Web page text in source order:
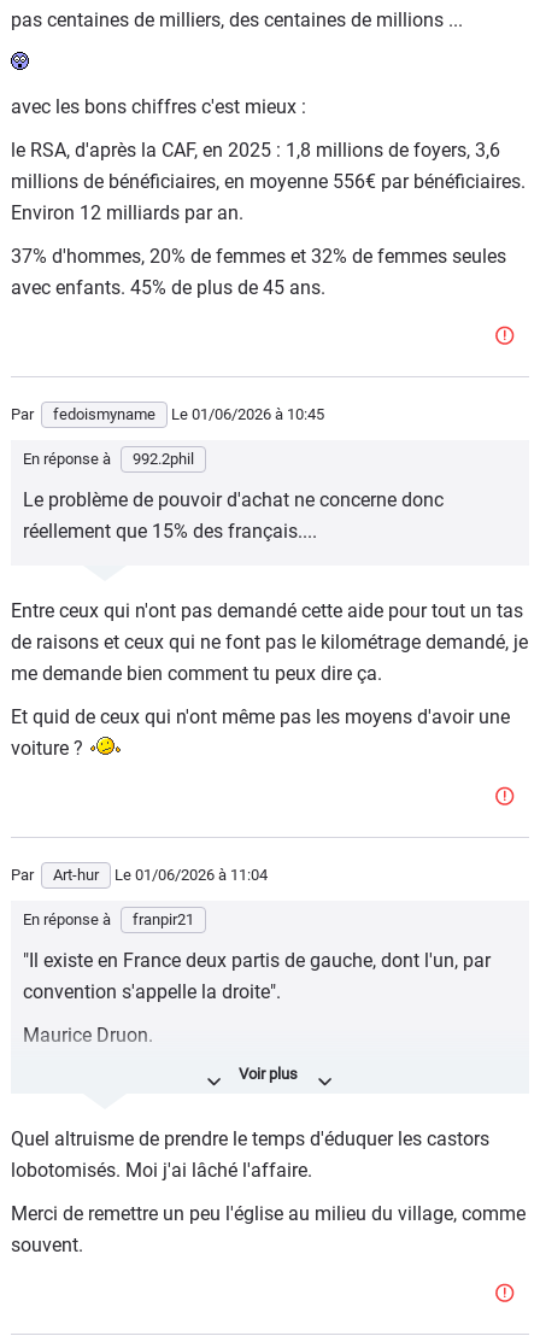
l'étranger...etc etc) ?
Et les fraudes à la carte vitale ?
pas centaines de milliers, des centaines de millions ...
avec les bons chiffres c'est mieux :
le RSA, d'après la CAF, en 2025 : 1,8 millions de foyers, 3,6
millions de bénéficiaires, en moyenne 556€ par bénéficiaires.
Environ 12 milliards par an.
37% d'hommes, 20% de femmes et 32% de femmes seules
avec enfants. 45% de plus de 45 ans.
Par fedoismyname Le 01/06/2026 à 10:45
En réponse à 992.2phil
Le problème de pouvoir d'achat ne concerne donc
réellement que 15% des français....
Entre ceux qui n'ont pas demandé cette aide pour tout un tas
de raisons et ceux qui ne font pas le kilométrage demandé, je
me demande bien comment tu peux dire ça.
Et quid de ceux qui n'ont même pas les moyens d'avoir une
voiture ?
Par Art-hur Le 01/06/2026 à 11:04
En réponse à franpir21
"Il existe en France deux partis de gauche, dont l'un, par
convention s'appelle la droite".
Maurice Druon.
Pour les plus jeunes à qui ce nom ne dit rien, neveu de
"les grandes familles" dont a été tiré une adaptation au
cinéma avec Gabin, Blier et l'immense Pierre Brasseur.
Quel altruisme de prendre le temps d'éduquer les castors
lobotomisés. Moi j'ai lâché l'affaire.
Merci de remettre un peu l'église au milieu du village, comme
souvent.